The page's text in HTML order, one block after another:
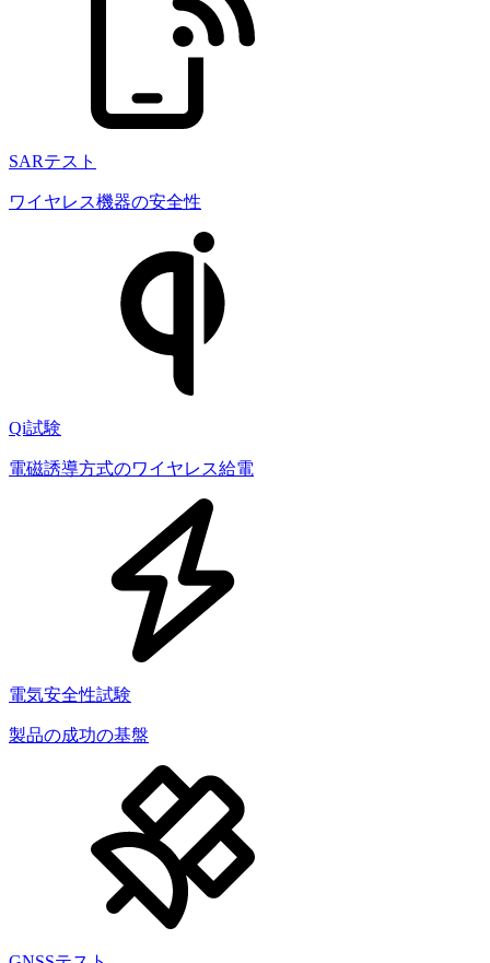
SARテスト
ワイヤレス機器の安全性
Qi試験
電磁誘導方式のワイヤレス給電
電気安全性試験
製品の成功の基盤